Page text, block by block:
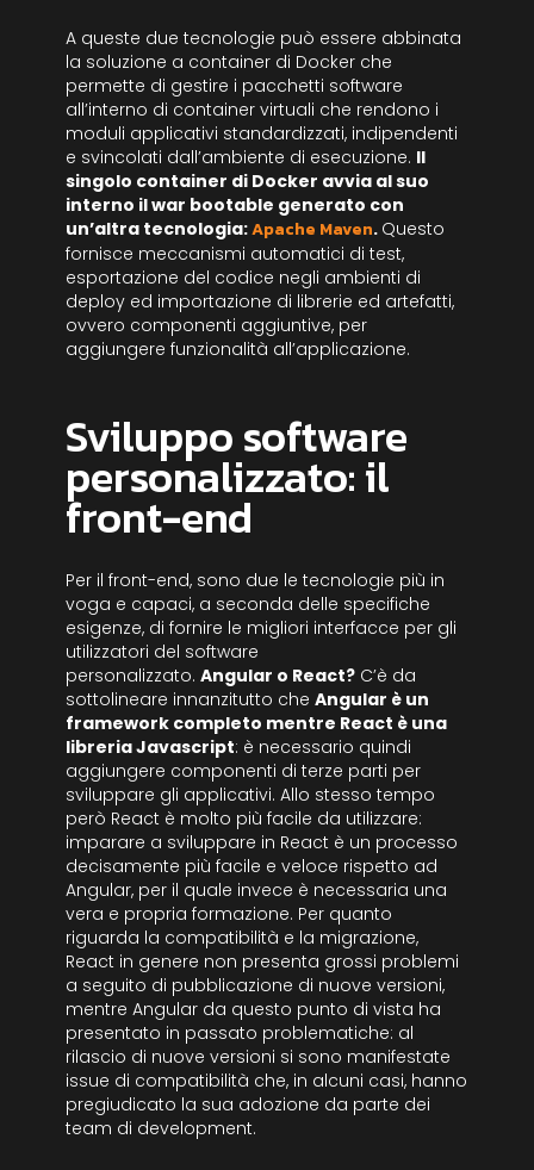
A queste due tecnologie può essere abbinata
la soluzione a container di Docker che
permette di gestire i pacchetti software
all’interno di container virtuali che rendono i
moduli applicativi standardizzati, indipendenti
e svincolati dall’ambiente di esecuzione. Il
singolo container di Docker avvia al suo
interno il war bootable generato con
un’altra tecnologia:Apache Maven. Questo
fornisce meccanismi automatici di test,
esportazione del codice negli ambienti di
deploy ed importazione di librerie ed artefatti,
ovvero componenti aggiuntive, per
aggiungere funzionalità all’applicazione.
Sviluppo software
personalizzato: il
front-end
Per il front-end, sono due le tecnologie più in
voga e capaci, a seconda delle specifiche
esigenze, di fornire le migliori interfacce per gli
utilizzatori del software
personalizzato. Angular o React? C’è da
sottolineare innanzitutto che Angular è un
framework completo mentre React è una
libreria Javascript: è necessario quindi
aggiungere componenti di terze parti per
sviluppare gli applicativi. Allo stesso tempo
però React è molto più facile da utilizzare:
imparare a sviluppare in React è un processo
decisamente più facile e veloce rispetto ad
Angular, per il quale invece è necessaria una
vera e propria formazione. Per quanto
riguarda la compatibilità e la migrazione,
React in genere non presenta grossi problemi
a seguito di pubblicazione di nuove versioni,
mentre Angular da questo punto di vista ha
presentato in passato problematiche: al
rilascio di nuove versioni si sono manifestate
issue di compatibilità che, in alcuni casi, hanno
pregiudicato la sua adozione da parte dei
team di development.